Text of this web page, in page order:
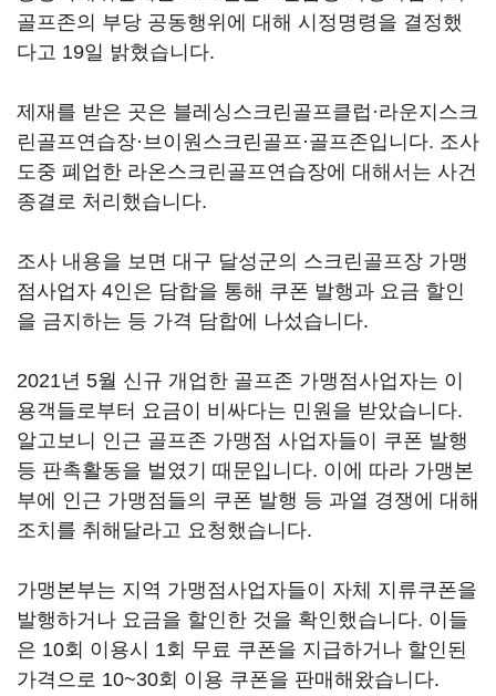
골프존의 부당 공동행위에 대해 시정명령을 결정했
다고 19일 밝혔습니다.
제재를 받은 곳은 블레싱스크린골프클럽·라운지스크
린골프연습장·브이원스크린골프·골프존입니다. 조사
도중 폐업한 라온스크린골프연습장에 대해서는 사건
종결로 처리했습니다.
조사 내용을 보면 대구 달성군의 스크린골프장 가맹
점사업자 4인은 담합을 통해 쿠폰 발행과 요금 할인
을 금지하는 등 가격 담합에 나섰습니다.
2021년 5월 신규 개업한 골프존 가맹점사업자는 이
용객들로부터 요금이 비싸다는 민원을 받았습니다.
알고보니 인근 골프존 가맹점 사업자들이 쿠폰 발행
등 판촉활동을 벌였기 때문입니다. 이에 따라 가맹본
부에 인근 가맹점들의 쿠폰 발행 등 과열 경쟁에 대해
조치를 취해달라고 요청했습니다.
가맹본부는 지역 가맹점사업자들이 자체 지류쿠폰을
발행하거나 요금을 할인한 것을 확인했습니다. 이들
은 10회 이용시 1회 무료 쿠폰을 지급하거나 할인된
가격으로 10~30회 이용 쿠폰을 판매해왔습니다.